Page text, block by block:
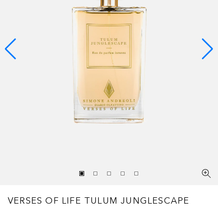
VERSES OF LIFE TULUM JUNGLESCAPE